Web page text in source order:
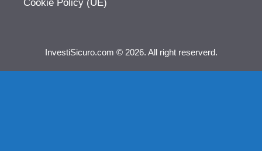
Cookie Policy (UE)
InvestiSicuro.com © 2026. All right reserverd.